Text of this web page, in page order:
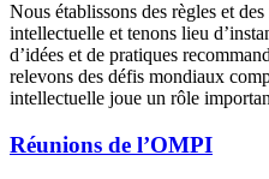
Nous établissons des règles et
intellectuelle et tenons lieu
d’idées et de pratiques
relevons des défis mondiaux
intellectuelle joue un rôle
Réunions de l’OMPI